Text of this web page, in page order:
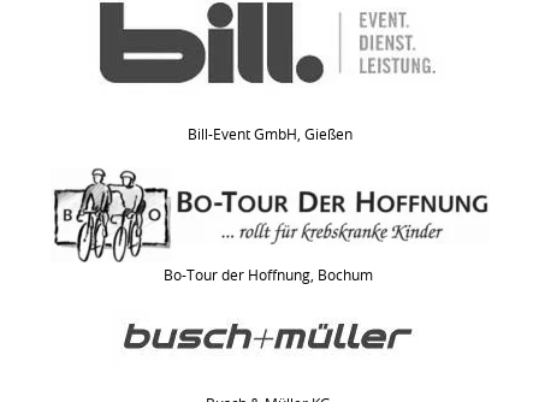
Bill-Event GmbH, Gießen
Bo-Tour der Hoffnung, Bochum